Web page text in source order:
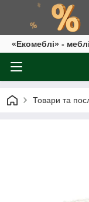
«Екомеблі» -
Товари та